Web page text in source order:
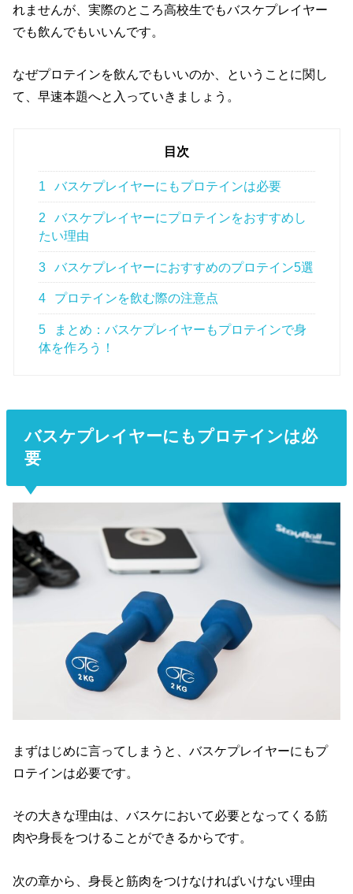
れませんが、実際のところ高校生でもバスケプレイヤー
でも飲んでもいいんです。
なぜプロテインを飲んでもいいのか、ということに関し
て、早速本題へと入っていきましょう。
目次
1 バスケプレイヤーにもプロテインは必要
2
バスケプレイヤーにプロテインをおすすめし
たい理由
3 バスケプレイヤーにおすすめのプロテイン5選
4 プロテインを飲む際の注意点
5
まとめ：バスケプレイヤーもプロテインで身
体を作ろう！
バスケプレイヤーにもプロテインは必
要
まずはじめに言ってしまうと、バスケプレイヤーにもプ
ロテインは必要です。
その大きな理由は、バスケにおいて必要となってくる筋
肉や身長をつけることができるからです。
次の章から、身長と筋肉をつけなければいけない理由